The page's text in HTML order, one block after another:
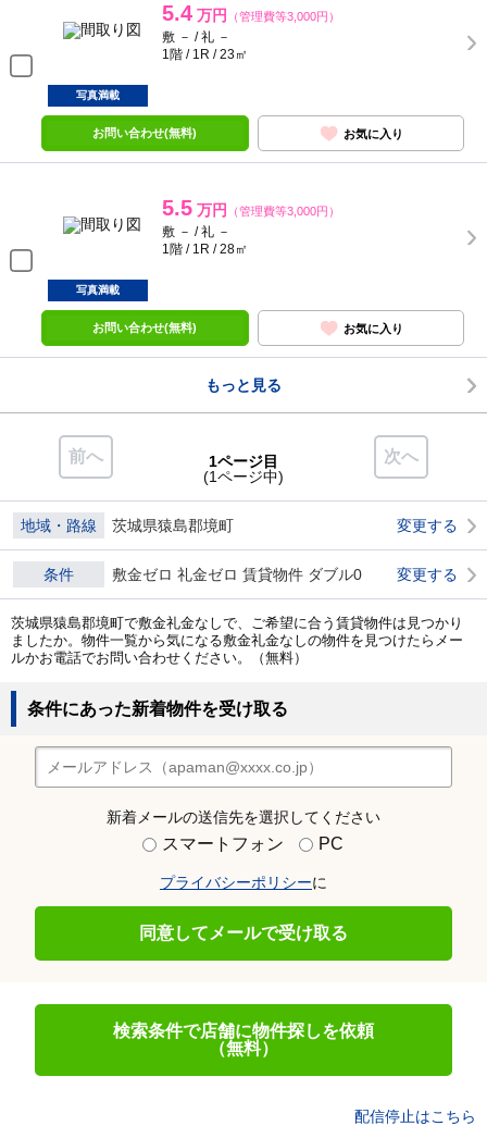
5.4 万円 （管理費等3,000円）
敷 － / 礼 －
1階 / 1R / 23㎡
写真満載
お問い合わせ(無料) お気に入り
5.5 万円 （管理費等3,000円）
敷 － / 礼 －
1階 / 1R / 28㎡
写真満載
お問い合わせ(無料) お気に入り
もっと見る
前へ 次へ
1ページ目
(1ページ中)
地域・路線 茨城県猿島郡境町 変更する
条件 敷金ゼロ 礼金ゼロ 賃貸物件 ダブル0 変更する
茨城県猿島郡境町で敷金礼金なしで、ご希望に合う賃貸物件は見つかり
ましたか。物件一覧から気になる敷金礼金なしの物件を見つけたらメー
ルかお電話でお問い合わせください。（無料）
条件にあった新着物件を受け取る
新着メールの送信先を選択してください
スマートフォン PC
プライバシーポリシーに
同意してメールで受け取る
検索条件で店舗に物件探しを依頼
（無料）
配信停止はこちら